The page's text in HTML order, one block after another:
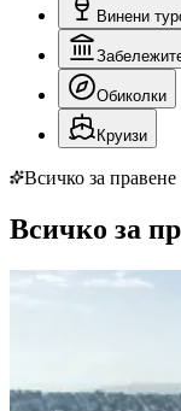
Винени
Обиколки
Круизи
Всичко за правене
Всичко за